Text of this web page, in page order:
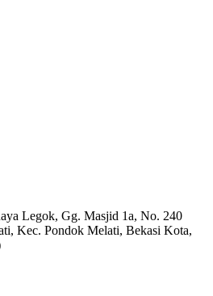
Legok, Gg. Masjid 1a, No. 240
Kec. Pondok Melati, Bekasi Kota,